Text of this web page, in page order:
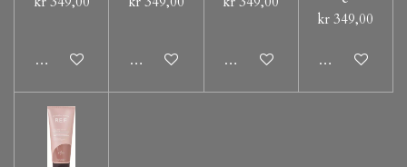
Legg til handlevognLegg til handlevognLegg til handlevogn
kr 349,00
Legg til